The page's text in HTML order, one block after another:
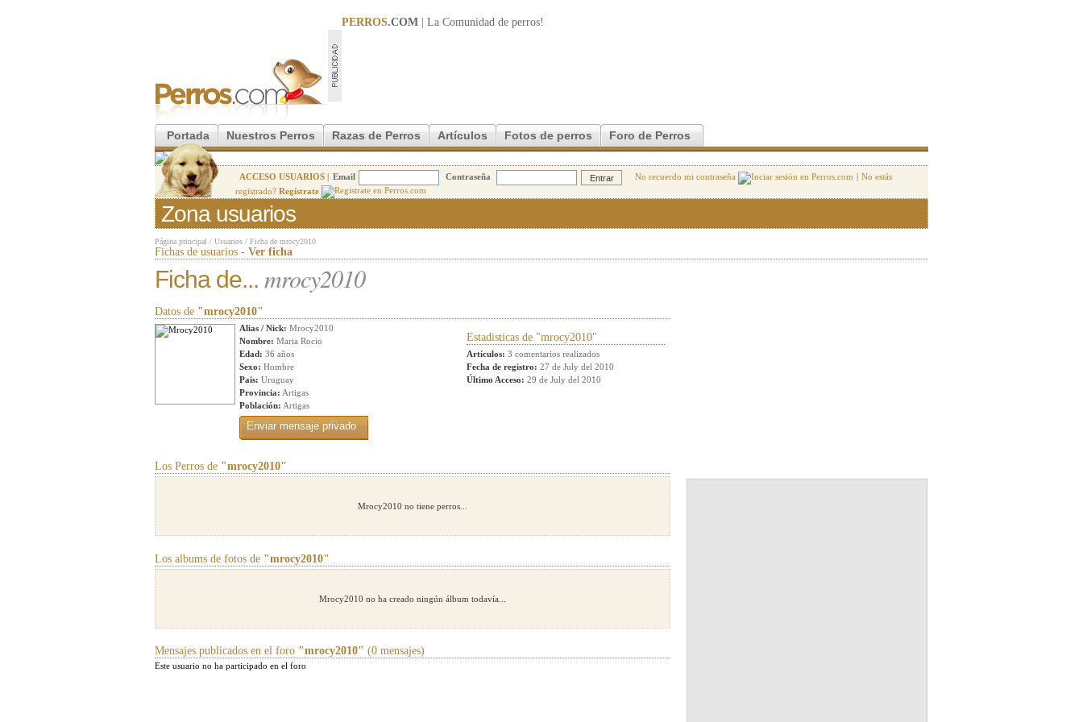
PERROS.COM | La Comunidad de perros!
Portada Nuestros Perros Razas de Perros Artículos Fotos de perros Foro de Perros
ACCESO USUARIOS | Email Contraseña No recuerdo mi contraseña | No estás
registrado? Regístrate
Zona usuarios
Página principal / Usuarios / Ficha de mrocy2010
Fichas de usuarios - Ver ficha
Ficha de... mrocy2010
Datos de "mrocy2010"
Alias / Nick: Mrocy2010
Nombre: Maria Rocio
Edad: 36 años
Sexo: Hombre
Pais: Uruguay
Provincia: Artigas
Población: Artigas
Estadisticas de "mrocy2010"
Artículos: 3 comentarios realizados
Fecha de registro: 27 de July del 2010
Último Acceso: 29 de July del 2010
Los Perros de "mrocy2010"
Mrocy2010 no tiene perros...
Los albums de fotos de "mrocy2010"
Mrocy2010 no ha creado ningún álbum todavía...
Mensajes publicados en el foro "mrocy2010" (0 mensajes)
Este usuario no ha participado en el foro